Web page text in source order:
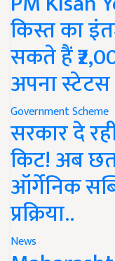
किस्त का
सकते हैं
अपना स्टेटस
Government Scheme
सरकार दे
किट! अब
ऑर्गेनिक
प्रक्रिया..
News